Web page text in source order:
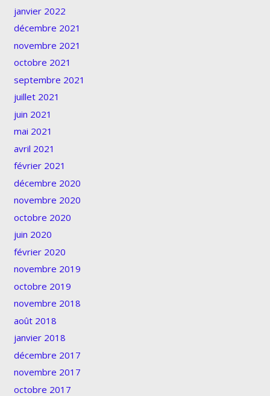
janvier 2022
décembre 2021
novembre 2021
octobre 2021
septembre 2021
juillet 2021
juin 2021
mai 2021
avril 2021
février 2021
décembre 2020
novembre 2020
octobre 2020
juin 2020
février 2020
novembre 2019
octobre 2019
novembre 2018
août 2018
janvier 2018
décembre 2017
novembre 2017
octobre 2017